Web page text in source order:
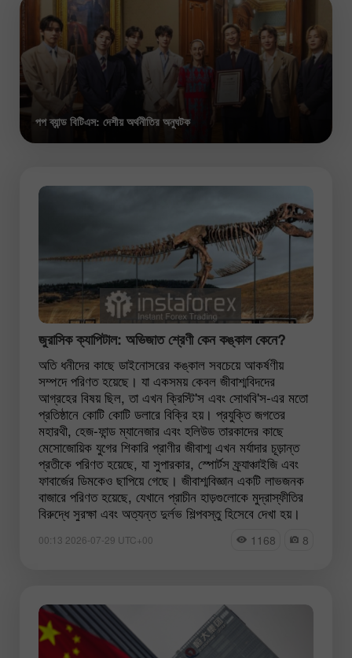
পপ ব্যান্ড বিটিএস: দেশীয় অর্থনীতির অনুঘটক
জুরাসিক ক্যাপিটাল: অভিজাত শ্রেণী কেন কঙ্কাল কেনে?
অতি ধনীদের কাছে ডাইনোসরের কঙ্কাল সবচেয়ে আকর্ষণীয়
সম্পদে পরিণত হয়েছে। যা একসময় কেবল জীবাশ্মবিদদের
আগ্রহের বিষয় ছিল, তা এখন ক্রিস্টি'স এবং সোথবি'স-এর মতো
প্রতিষ্ঠানে কোটি কোটি ডলারে বিক্রি হয়। প্রযুক্তি জগতের
মহারথী, হেজ-ফান্ড ম্যানেজার এবং হলিউড তারকাদের কাছে
মেসোজোয়িক যুগের শিকারি প্রাণীর জীবাশ্ম এখন মর্যাদার চূড়ান্ত
প্রতীকে পরিণত হয়েছে, যা সুপারকার, স্পোর্টস ফ্র্যাঞ্চাইজি এবং
ফাবার্জের ডিমকেও ছাপিয়ে গেছে। জীবাশ্মবিজ্ঞান একটি লাভজনক
বাজারে পরিণত হয়েছে, যেখানে প্রাচীন হাড়গুলোকে মুদ্রাস্ফীতির
বিরুদ্ধে সুরক্ষা এবং অত্যন্ত দুর্লভ শিল্পবস্তু হিসেবে দেখা হয়।
00:13 2026-07-29 UTC+00 1168 8